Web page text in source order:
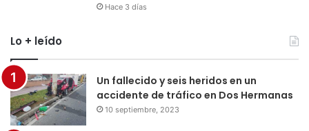
Hace 3 días
Lo + leído
Un fallecido y seis heridos en un
accidente de tráfico en Dos Hermanas
10 septiembre, 2023